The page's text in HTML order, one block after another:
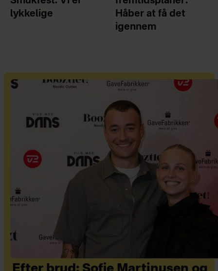
lykkelige
Håber at få det
igennem